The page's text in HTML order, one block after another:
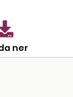
ner